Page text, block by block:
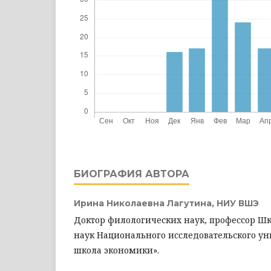
БИОГРАФИЯ АВТОРА
Ирина Николаевна Лагутина, НИУ ВШЭ
Доктор филологических наук, профессор
наук Национального исследовательского
школа экономики».